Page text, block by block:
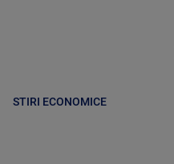
STIRI ECONOMICE